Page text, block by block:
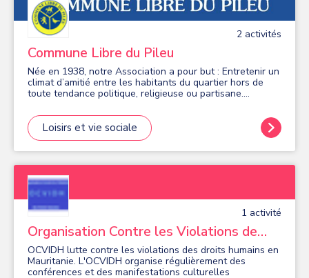
2 activités
Commune Libre du Pileu
Née en 1938, notre Association a pour but : Entretenir un
climat d’amitié entre les habitants du quartier hors de
toute tendance politique, religieuse ou partisane.
Artistes Activités hebdomadaires :Marche, Jeux de
société, Cours de Peinture, Informatique, Jeu de Boules,
Aqua Gym Animation du Quartier :Galette des Rois, Loto,
Brocante Information programme : Le Pileusien ; gazette
Découverte de ville, château, cathédrale, Dîner spectacle
en fin d’année, Repas des Adhérents, Repas partagé en
fin de saison pour toutes activités Défense de
l’environnement :Actions diverses auprès des
Municipalités pour la conservation ou l’amélioration de la
qualité de vie dans le quartier. L'ADHESION A L
ASSOCIATION EST DE 17 EUROS PAR AN - LES
ACTIVITES SONT GRATUITES SAUF L AQUAGYM ET L
ATELIER PEINTURE - ELLE FONCTIONNE TOUTE L
Loisirs et vie sociale
1 activité
Organisation Contre les Violations de
Droits Humains
OCVIDH lutte contre les violations des droits humains en
Mauritanie. L'OCVIDH organise régulièrement des
conférences et des manifestations culturelles